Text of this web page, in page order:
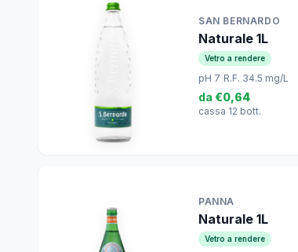
SAN BERNARDO
Naturale 1L
Vetro a rendere
pH 7 R.F. 34.5 mg/L
da €0,64
cassa 12 bott.
PANNA
Naturale 1L
Vetro a rendere